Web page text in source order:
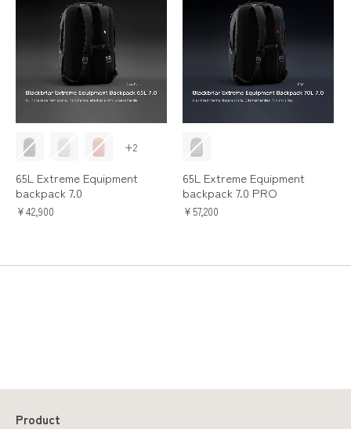
+2
65L Extreme Equipment
backpack 7.0
¥42,900
65L Extreme Equipment
backpack 7.0 PRO
¥57,200
Product